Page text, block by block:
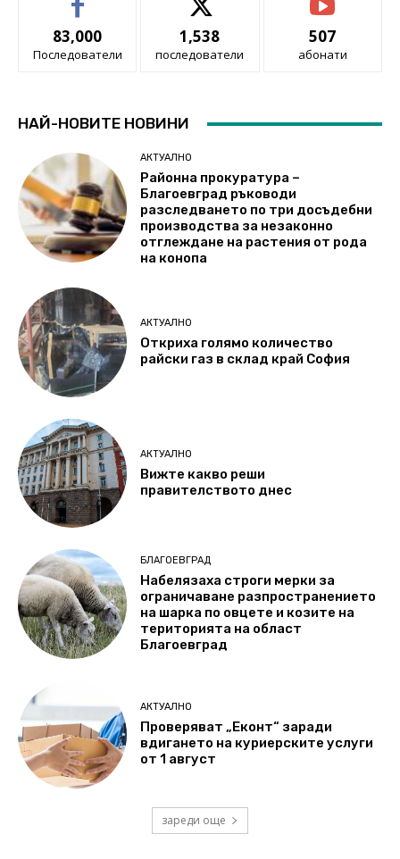
83,000
Последователи
1,538
последователи
507
абонати
НАЙ-НОВИТЕ НОВИНИ
АКТУАЛНО
Районна прокуратура –
Благоевград ръководи
разследването по три досъдебни
производства за незаконно
отглеждане на растения от рода
на конопа
АКТУАЛНО
Откриха голямо количество
райски газ в склад край София
АКТУАЛНО
Вижте какво реши
правителството днес
БЛАГОЕВГРАД
Набелязаха строги мерки за
ограничаване разпространението
на шарка по овцете и козите на
територията на област
Благоевград
АКТУАЛНО
Проверяват „Еконт“ заради
вдигането на куриерските услуги
от 1 август
зареди още